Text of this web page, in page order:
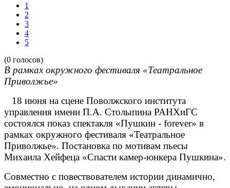
1
2
3
4
5
(0 голосов)
В рамках окружного фестиваля «Театральное
Приволжье»
18 июня на сцене Поволжского института
управления имени П.А. Столыпина РАНХиГС
состоялся показ спектакля «Пушкин - forever» в
рамках окружного фестиваля «Театральное
Приволжье». Постановка по мотивам пьесы
Михаила Хейфеца «Спасти камер-юнкера Пушкина».
Совместно с повествователем истории динамично,